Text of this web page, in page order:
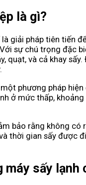
là gì?
giải pháp tiên tiến
sự chú trọng đặc
quạt, và cả khay
phương pháp
ở mức thấp,
bảo rằng không
thời gian sấy được
sấy lạnh